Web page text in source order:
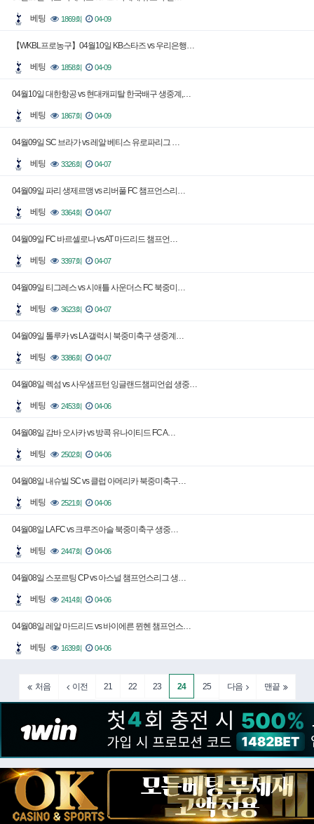
베팅 1869회 04-09
【WKBL프로농구】04월10일 KB스타즈 vs 우리은행…
베팅 1858회 04-09
04월10일 대한항공 vs 현대캐피탈 한국배구 생중계,…
베팅 1867회 04-09
04월09일 SC 브라가 vs 레알 베티스 유로파리그 …
베팅 3326회 04-07
04월09일 파리 생제르맹 vs 리버풀 FC 챔프언스리…
베팅 3364회 04-07
04월09일 FC 바르셀로나 vs AT 마드리드 챔프언…
베팅 3397회 04-07
04월09일 티그레스 vs 시애틀 사운더스 FC 북중미…
베팅 3623회 04-07
04월09일 톨루카 vs LA 갤럭시 북중미축구 생중계…
베팅 3386회 04-07
04월08일 렉섬 vs 사우샘프턴 잉글랜드챔피언쉽 생중…
베팅 2453회 04-06
04월08일 감바 오사카 vs 방콕 유나이티드 FC A…
베팅 2502회 04-06
04월08일 내슈빌 SC vs 클럽 아메리카 북중미축구…
베팅 2521회 04-06
04월08일 LA FC vs 크루즈아슬 북중미축구 생중…
베팅 2447회 04-06
04월08일 스포르팅 CP vs 아스널 챔프언스리그 생…
베팅 2414회 04-06
04월08일 레알 마드리드 vs 바이에른 뮌헨 챔프언스…
베팅 1639회 04-06
처음 이전 21 22 23 24 25 다음 맨끝